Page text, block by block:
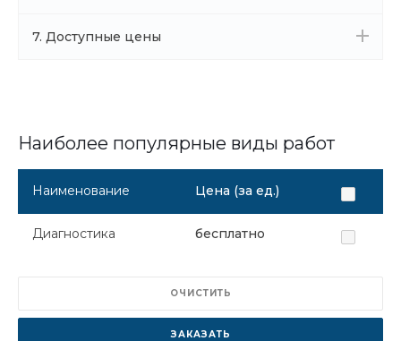
7. Доступные цены
Наиболее популярные виды работ
Наименование Цена (за ед.)
Диагностика бесплатно
ОЧИСТИТЬ
ЗАКАЗАТЬ